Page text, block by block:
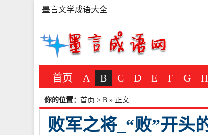
墨言文学成语大全
首页 A B C D E F G H
你的位置： 首页 > B » 正文
败军之将_“败”开头